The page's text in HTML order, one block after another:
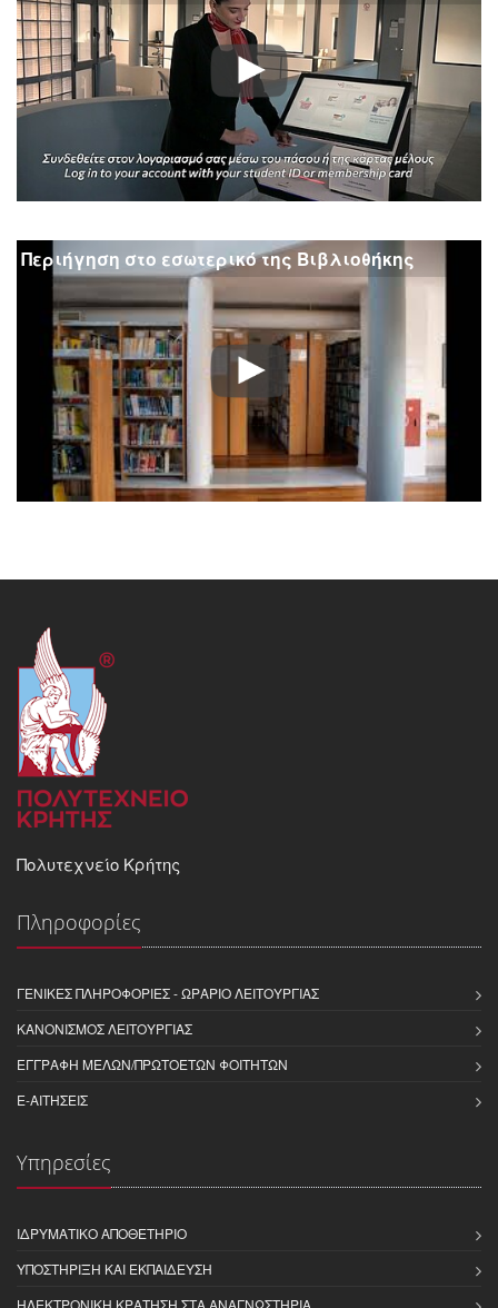
Περιήγηση στο εσωτερικό της Βιβλιοθήκης
Πολυτεχνείο Κρήτης
Πληροφορίες
ΓΕΝΙΚΈΣ ΠΛΗΡΟΦΟΡΊΕΣ - ΩΡΆΡΙΟ ΛΕΙΤΟΥΡΓΊΑΣ
ΚΑΝΟΝΙΣΜΌΣ ΛΕΙΤΟΥΡΓΊΑΣ
ΕΓΓΡΑΦΉ ΜΕΛΏΝ/ΠΡΩΤΟΕΤΏΝ ΦΟΙΤΗΤΏΝ
E-ΑΙΤΉΣΕΙΣ
Υπηρεσίες
ΙΔΡΥΜΑΤΙΚΌ ΑΠΟΘΕΤΉΡΙΟ
ΥΠΟΣΤΉΡΙΞΗ ΚΑΙ ΕΚΠΑΊΔΕΥΣΗ
ΗΛΕΚΤΡΟΝΙΚΉ ΚΡΆΤΗΣΗ ΣΤΑ ΑΝΑΓΝΩΣΤΉΡΙΑ